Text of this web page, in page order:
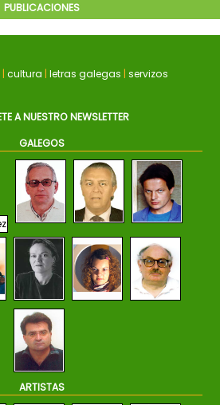
PUBLICACIONES
| cultura | letras galegas | servizos
A NUESTRO NEWSLETTER
GALEGOS
ARTISTAS